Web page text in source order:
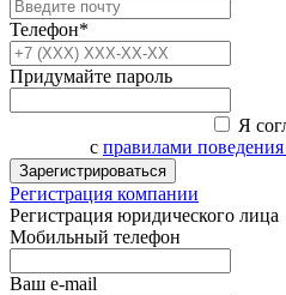
Телефон*
Придумайте пароль
Я
с правилами
Зарегистрироваться
Регистрация компании
Регистрация юридического лица
Мобильный телефон
Ваш e-mail